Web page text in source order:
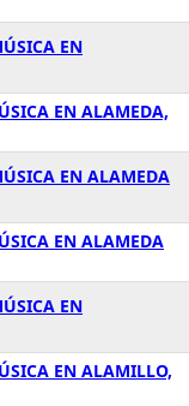
EN
EN ALAMEDA,
EN ALAMEDA
EN ALAMEDA
EN
EN ALAMILLO,